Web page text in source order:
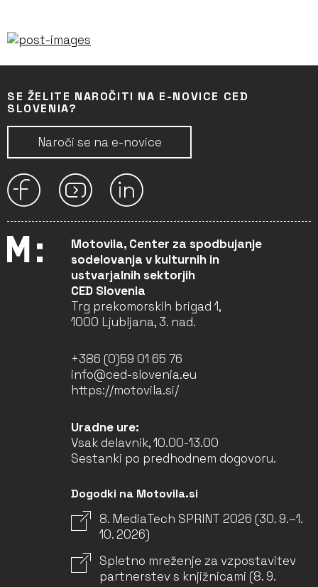
SE ŽELITE NAROČITI NA E-NOVICE CED
SLOVENIA?
Naroči se na e-novice
Motovila, Center za spodbujanje
sodelovanja v kulturnih in
ustvarjalnih sektorjih
CED Slovenia
Trg prekomorskih brigad 1,
1000 Ljubljana, 3. nad.
+386 (0)59 01 65 76
info@ced-slovenia.eu
https://motovila.si/
Uradne ure:
Vsak delavnik, 10.00-13.00
Sestanki po predhodnem dogovoru.
Dogodki na Motovila.si
8. MediaTech SPRINT 2026 (30. 9.–1.
10. 2026)
Spletno mreženje za vzpostavitev
partnerstev s knjižnicami (8. 9.